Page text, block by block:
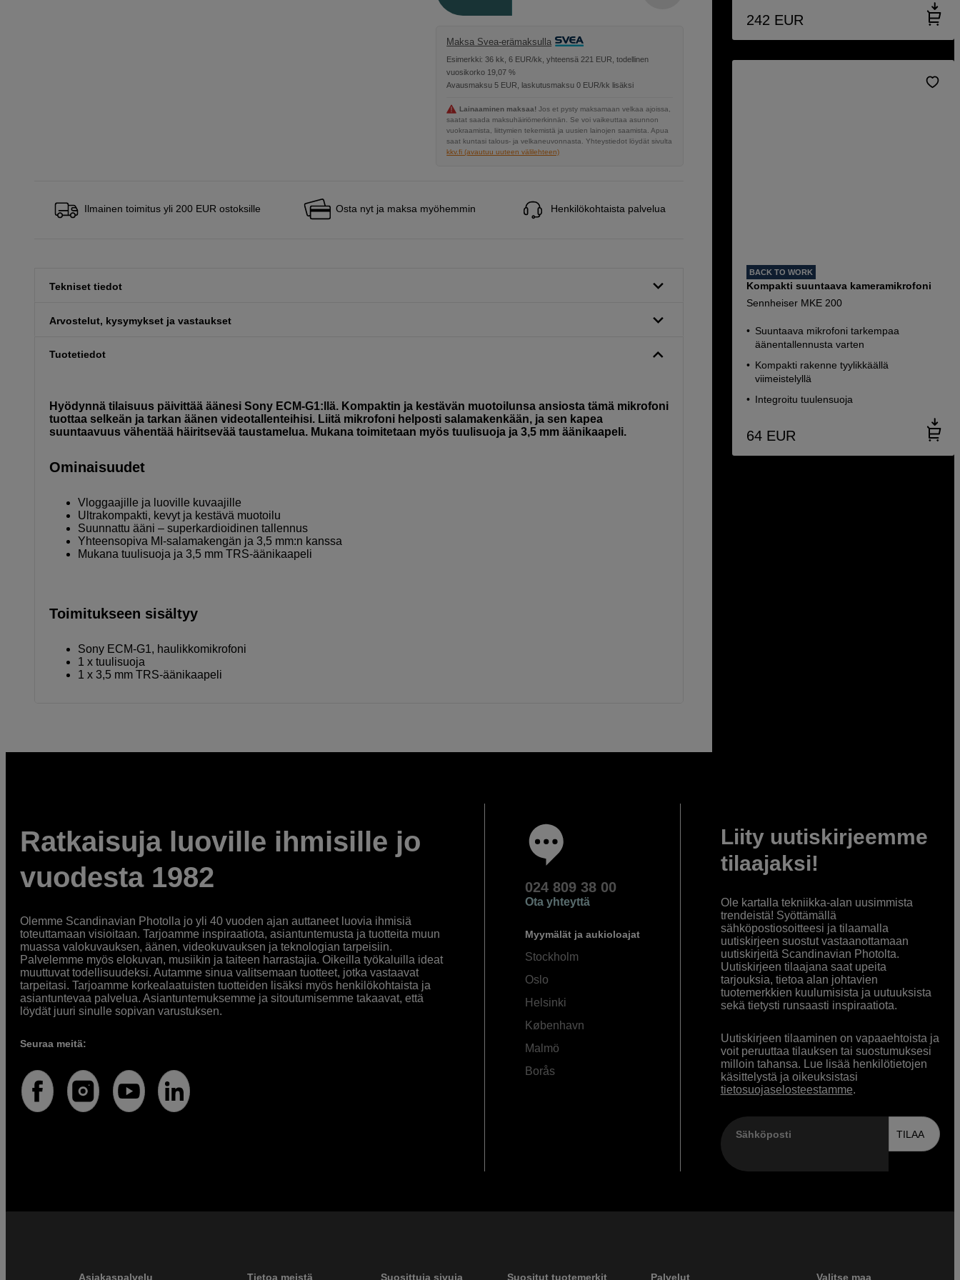
Maksa Svea-erämaksulla
Esimerkki: 36 kk, 6 EUR/kk, yhteensä 221 EUR, todellinen
vuosikorko 19,07 %
Avausmaksu 5 EUR, laskutusmaksu 0 EUR/kk lisäksi
Lainaaminen maksaa! Jos et pysty maksamaan velkaa ajoissa,
saatat saada maksuhäiriömerkinnän. Se voi vaikeuttaa asunnon
vuokraamista, liittymien tekemistä ja uusien lainojen saamista. Apua
saat kuntasi talous- ja velkaneuvonnasta. Yhteystiedot löydät sivulta
kkv.fi (avautuu uuteen välilehteen)
Ilmainen toimitus yli 200 EUR ostoksille Osta nyt ja maksa myöhemmin Henkilökohtaista palvelua
Tekniset tiedot
Arvostelut, kysymykset ja vastaukset
Tuotetiedot
Hyödynnä tilaisuus päivittää äänesi Sony ECM-G1:llä. Kompaktin ja kestävän muotoilunsa ansiosta tämä mikrofoni
tuottaa selkeän ja tarkan äänen videotallenteihisi. Liitä mikrofoni helposti salamakenkään, ja sen kapea
suuntaavuus vähentää häiritsevää taustamelua. Mukana toimitetaan myös tuulisuoja ja 3,5 mm äänikaapeli.
Ominaisuudet
Vloggaajille ja luoville kuvaajille
Ultrakompakti, kevyt ja kestävä muotoilu
Suunnattu ääni – superkardioidinen tallennus
Yhteensopiva MI-salamakengän ja 3,5 mm:n kanssa
Mukana tuulisuoja ja 3,5 mm TRS-äänikaapeli
Toimitukseen sisältyy
Sony ECM-G1, haulikkomikrofoni
1 x tuulisuoja
1 x 3,5 mm TRS-äänikaapeli
242 EUR
BACK TO WORK
Kompakti suuntaava kameramikrofoni
Sennheiser MKE 200
Suuntaava mikrofoni tarkempaa
äänentallennusta varten
Kompakti rakenne tyylikkäällä
viimeistelyllä
Integroitu tuulensuoja
64 EUR
Ratkaisuja luoville ihmisille jo
vuodesta 1982
Olemme Scandinavian Photolla jo yli 40 vuoden ajan auttaneet luovia ihmisiä
toteuttamaan visioitaan. Tarjoamme inspiraatiota, asiantuntemusta ja tuotteita muun
muassa valokuvauksen, äänen, videokuvauksen ja teknologian tarpeisiin.
Palvelemme myös elokuvan, musiikin ja taiteen harrastajia. Oikeilla työkaluilla ideat
muuttuvat todellisuudeksi. Autamme sinua valitsemaan tuotteet, jotka vastaavat
tarpeitasi. Tarjoamme korkealaatuisten tuotteiden lisäksi myös henkilökohtaista ja
asiantuntevaa palvelua. Asiantuntemuksemme ja sitoutumisemme takaavat, että
löydät juuri sinulle sopivan varustuksen.
Seuraa meitä:
024 809 38 00
Ota yhteyttä
Myymälät ja aukioloajat
Stockholm
Oslo
Helsinki
København
Malmö
Borås
Liity uutiskirjeemme
tilaajaksi!
Ole kartalla tekniikka-alan uusimmista
trendeistä! Syöttämällä
sähköpostiosoitteesi ja tilaamalla
uutiskirjeen suostut vastaanottamaan
uutiskirjeitä Scandinavian Photolta.
Uutiskirjeen tilaajana saat upeita
tarjouksia, tietoa alan johtavien
tuotemerkkien kuulumisista ja uutuuksista
sekä tietysti runsaasti inspiraatiota.
Uutiskirjeen tilaaminen on vapaaehtoista ja
voit peruuttaa tilauksen tai suostumuksesi
milloin tahansa. Lue lisää henkilötietojen
käsittelystä ja oikeuksistasi
tietosuojaselosteestamme.
Sähköposti TILAA
Asiakaspalvelu Tietoa meistä Suosittuja sivuja Suositut tuotemerkit Palvelut Valitse maa